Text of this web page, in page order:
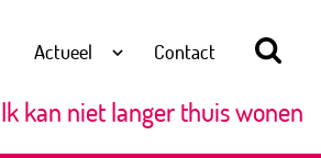
Actueel Contact
Ik kan niet langer thuis wonen